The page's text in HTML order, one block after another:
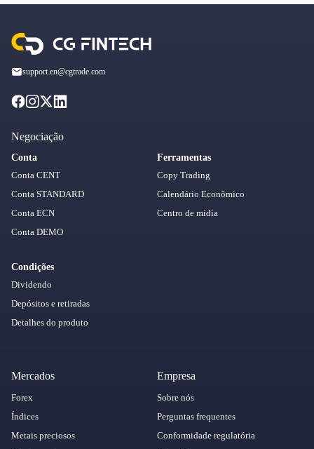
support.en@cgtrade.com
Negociação
Conta
Conta CENT
Conta STANDARD
Conta ECN
Conta DEMO
Condições
Dividendo
Depósitos e retiradas
Detalhes do produto
Ferramentas
Copy Trading
Calendário Econômico
Centro de mídia
Mercados
Forex
Índices
Metais preciosos
Empresa
Sobre nós
Perguntas frequentes
Conformidade regulatória